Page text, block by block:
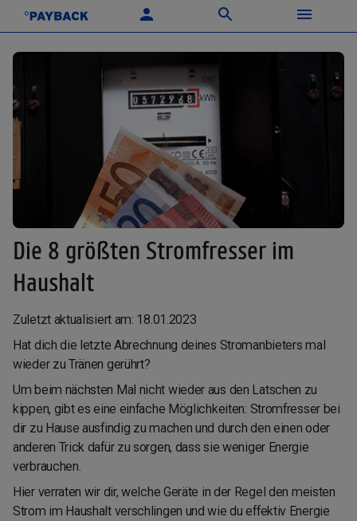
Die 8 größten Stromfresser im
Haushalt
Zuletzt aktualisiert am: 18.01.2023
Hat dich die letzte Abrechnung deines Stromanbieters mal
wieder zu Tränen gerührt?
Um beim nächsten Mal nicht wieder aus den Latschen zu
kippen, gibt es eine einfache Möglichkeiten: Stromfresser bei
dir zu Hause ausfindig zu machen und durch den einen oder
anderen Trick dafür zu sorgen, dass sie weniger Energie
verbrauchen.
Hier verraten wir dir, welche Geräte in der Regel den meisten
Strom im Haushalt verschlingen und wie du effektiv Energie